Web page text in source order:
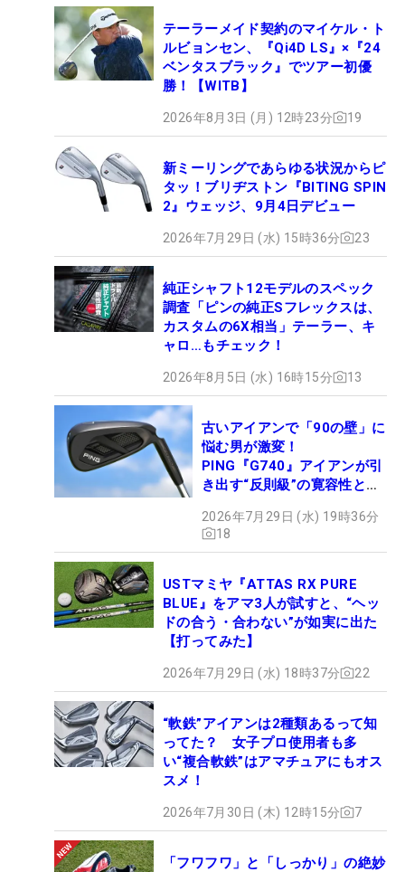
テーラーメイド契約のマイケル・ト
ルビョンセン、『Qi4D LS』×『24
ベンタスブラック』でツアー初優
勝！【WITB】
2026年8月3日 (月) 12時23分 19
新ミーリングであらゆる状況からピ
タッ！ブリヂストン『BITING SPIN
2』ウェッジ、9月4日デビュー
2026年7月29日 (水) 15時36分 23
純正シャフト12モデルのスペック
調査「ピンの純正Sフレックスは、
カスタムの6X相当」テーラー、キ
ャロ…もチェック！
2026年8月5日 (水) 16時15分 13
古いアイアンで「90の壁」に
悩む男が激変！
PING『G740』アイアンが引
き出す“反則級”の寛容性と飛
2026年7月29日 (水) 19時36分
18
USTマミヤ『ATTAS RX PURE
BLUE』をアマ3人が試すと、“ヘッ
ドの合う・合わない”が如実に出た
【打ってみた】
2026年7月29日 (水) 18時37分 22
“軟鉄”アイアンは2種類あるって知
ってた？ 女子プロ使用者も多
い“複合軟鉄”はアマチュアにもオス
スメ！
2026年7月30日 (木) 12時15分 7
「フワフワ」と「しっかり」の絶妙